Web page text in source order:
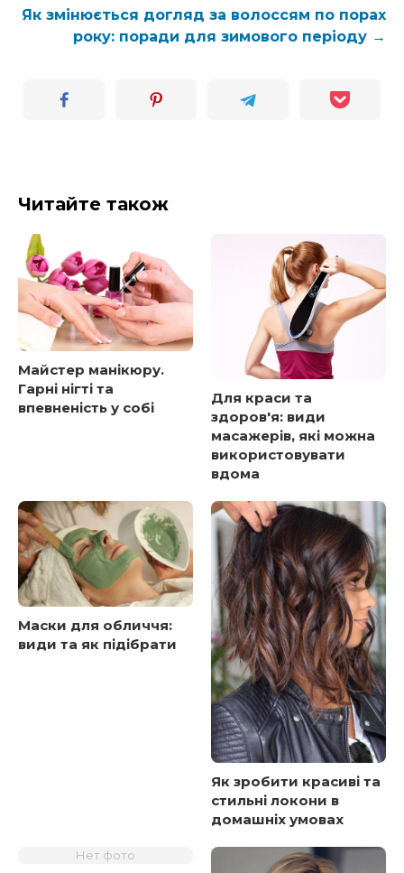
Як змінюється догляд за волоссям по порах
року: поради для зимового періоду →
Читайте також
Майстер манікюру.
Гарні нігті та
впевненість у собі
Для краси та
здоров'я: види
масажерів, які можна
використовувати
вдома
Маски для обличчя:
види та як підібрати
Як зробити красиві та
стильні локони в
домашніх умовах
Нет фото